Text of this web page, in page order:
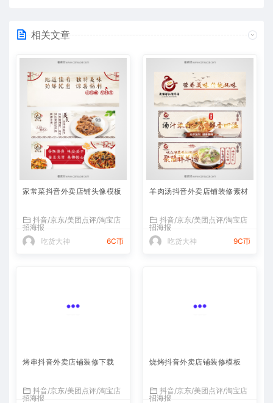
相关文章
家常菜抖音外卖店铺头像模板
抖音/京东/美团点评/淘宝店
招海报
吃货大神
6C币
羊肉汤抖音外卖店铺装修素材
抖音/京东/美团点评/淘宝店
招海报
吃货大神
9C币
烤串抖音外卖店铺装修下载
抖音/京东/美团点评/淘宝店
招海报
烧烤抖音外卖店铺装修模板
抖音/京东/美团点评/淘宝店
招海报